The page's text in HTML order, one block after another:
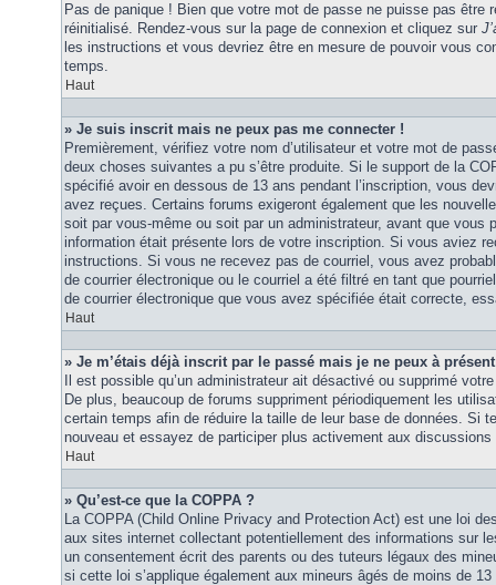
Pas de panique ! Bien que votre mot de passe ne puisse pas être
réinitialisé. Rendez-vous sur la page de connexion et cliquez sur
les instructions et vous devriez être en mesure de pouvoir vous
temps.
Haut
» Je suis inscrit mais ne peux pas me connecter !
Premièrement, vérifiez votre nom d’utilisateur et votre mot de
deux choses suivantes a pu s’être produite. Si le support de la
spécifié avoir en dessous de 13 ans pendant l’inscription, vous
avez reçues. Certains forums exigeront également que les
soit par vous-même ou soit par un administrateur, avant que vous
information était présente lors de votre inscription. Si vous aviez
instructions. Si vous ne recevez pas de courriel, vous avez
de courrier électronique ou le courriel a été filtré en tant que
de courrier électronique que vous avez spécifiée était correcte,
Haut
» Je m’étais déjà inscrit par le passé mais je ne peux à
Il est possible qu’un administrateur ait désactivé ou supprimé
De plus, beaucoup de forums suppriment périodiquement les
certain temps afin de réduire la taille de leur base de données. Si
nouveau et essayez de participer plus activement aux
Haut
» Qu’est-ce que la COPPA ?
La COPPA (Child Online Privacy and Protection Act) est une loi
aux sites internet collectant potentiellement des informations sur
un consentement écrit des parents ou des tuteurs légaux des
si cette loi s’applique également aux mineurs âgés de moins de